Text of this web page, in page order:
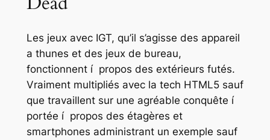
Les jeux avec IGT, qu’il s’agisse des appareil
a thunes et des jeux de bureau,
fonctionnent í propos des extérieurs futés.
Vraiment multipliés avec la tech HTML5 sauf
que travaillent sur une agréable conquête í
portée í propos des étagères et
smartphones administrant un exemple sauf